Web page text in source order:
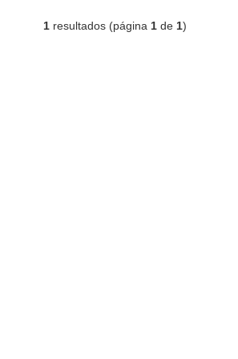
1resultados (página 1de 1)